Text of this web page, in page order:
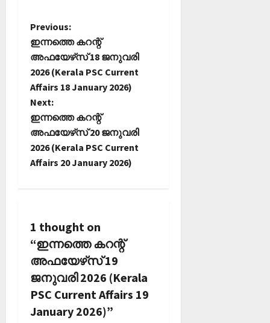
P
o
s
t
n
a
g
a
t
i
Previous:
ഇന്നത്തെ കറന്റ്
അഫയേഴ്‌സ് 18 ജനുവരി
2026 (Kerala PSC Current
Affairs 18 January 2026)
Next:
ഇന്നത്തെ കറന്റ്
അഫയേഴ്‌സ് 20 ജനുവരി
2026 (Kerala PSC Current
Affairs 20 January 2026)
1 thought on
“ഇന്നത്തെ കറന്റ്
അഫയേഴ്‌സ് 19
ജനുവരി 2026 (Kerala
PSC Current Affairs 19
January 2026)”